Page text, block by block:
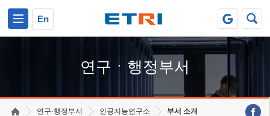
En
연구ㆍ행정부서
연구·행정부서 인공지능연구소 부서 소개